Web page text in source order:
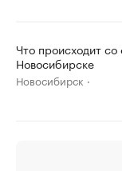
Что происходит со
Новосибирске
Новосибирск